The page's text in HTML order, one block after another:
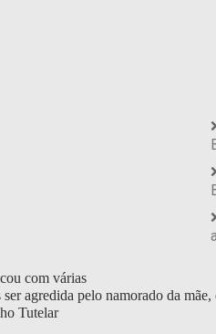
com várias
ser agredida pelo namorado da
Tutelar